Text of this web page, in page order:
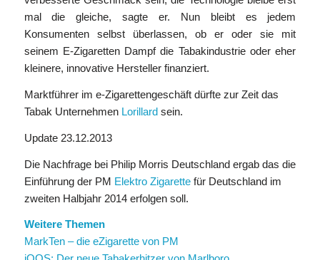
mal die gleiche, sagte er. Nun bleibt es jedem
Konsumenten selbst überlassen, ob er oder sie mit
seinem E-Zigaretten Dampf die Tabakindustrie oder eher
kleinere, innovative Hersteller finanziert.
Marktführer im e-Zigarettengeschäft dürfte zur Zeit das
Tabak Unternehmen Lorillard sein.
Update 23.12.2013
Die Nachfrage bei Philip Morris Deutschland ergab das die
Einführung der PM Elektro Zigarettefür Deutschland im
zweiten Halbjahr 2014 erfolgen soll.
Weitere Themen
MarkTen – die eZigarette von PM